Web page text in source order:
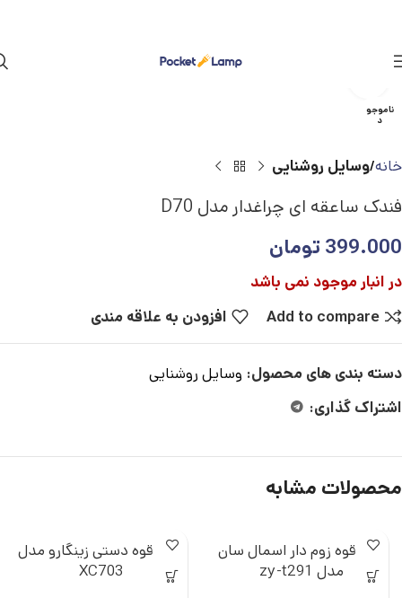
ناموجو
د
خانه وسایل روشنایی
فندک ساعقه ای چراغدار مدل D70
399.000 تومان
در انبار موجود نمی باشد
Add to compare
افزودن به علاقه مندی
دسته بندی های محصول: وسایل روشنایی
اشتراک گذاری:
محصولات مشابه
چراغ قوه زوم دار اسمال سان
مدل zy-t291
چراغ قوه دستی زینگارو مدل
XC703